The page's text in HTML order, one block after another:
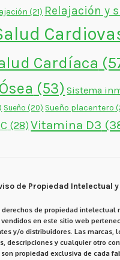
(21) Relajación y
Cardíaca
(53) Sistema
Sueño (20) Sueño placentero
(28) Vitamina D3
de Propiedad Intelectual
derechos de propiedad intelectual
en este sitio web
y/o distribuidores. Las marcas,
descripciones y cualquier otro
propiedad exclusiva de cada